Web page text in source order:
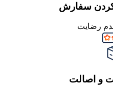
کردن سفارش
رضایت
و اصالت